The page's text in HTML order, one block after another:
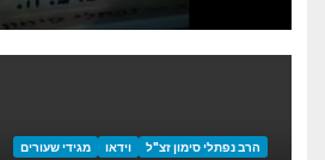
הרב נפתלי סימון זצ"ל וידאו מגידי שעורים